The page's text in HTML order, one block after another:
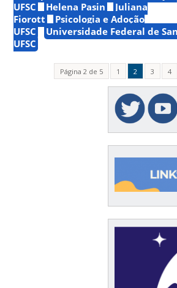
UFSC
Helena Pasin
Juliana
Fiorott
Psicologia e Adoção
UFSC
Universidade Federal de
UFSC
Página 2 de 5 1 2 3 4